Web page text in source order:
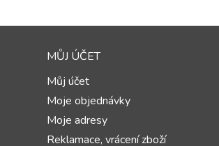
MŮJ ÚČET
Můj účet
Moje objednávky
Moje adresy
Reklamace, vrácení zboží